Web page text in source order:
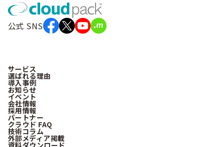
公式 SNS
サービス
選ばれる理由
導入事例
お知らせ
イベント
会社情報
採用情報
パートナー
クラウド FAQ
技術コラム
外部メディア掲載